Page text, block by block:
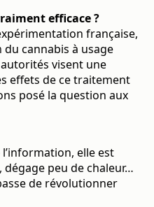
efficace ?
française,
cannabis à usage
visent une
effets de ce traitement
posé la question aux
l’information, elle est
peu de chaleur…
de révolutionner